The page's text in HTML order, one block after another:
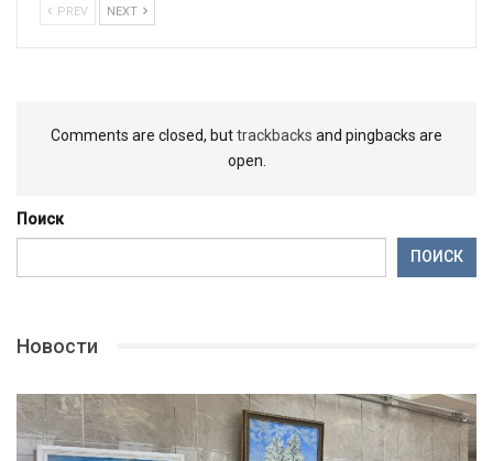
PREV NEXT
Comments are closed, buttrackbacks and pingbacks are
open.
Поиск
ПОИСК
Новости